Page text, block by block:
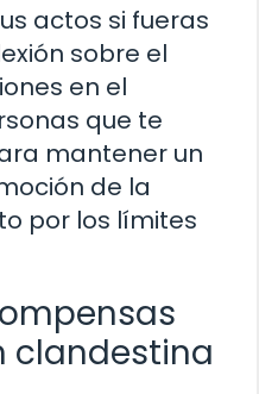
actos si fueras
sobre el
en el
que te
mantener un
de la
por los límites
clandestina